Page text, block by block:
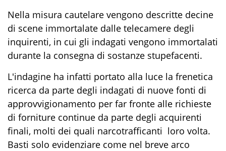
Nella misura cautelare vengono descritte decine
di scene immortalate dalle telecamere degli
inquirenti, in cui gli indagati vengono immortalati
durante la consegna di sostanze stupefacenti.
L'indagine ha infatti portato alla luce la frenetica
ricerca da parte degli indagati di nuove fonti di
approvvigionamento per far fronte alle richieste
di forniture continue da parte degli acquirenti
finali, molti dei quali narcotrafficanti loro volta.
Basti solo evidenziare come nel breve arco